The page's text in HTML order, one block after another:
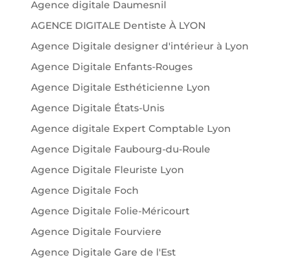
Agence digitale Daumesnil
AGENCE DIGITALE Dentiste À LYON
Agence Digitale designer d'intérieur à Lyon
Agence Digitale Enfants-Rouges
Agence Digitale Esthéticienne Lyon
Agence Digitale États-Unis
Agence digitale Expert Comptable Lyon
Agence Digitale Faubourg-du-Roule
Agence Digitale Fleuriste Lyon
Agence Digitale Foch
Agence Digitale Folie-Méricourt
Agence Digitale Fourviere
Agence Digitale Gare de l'Est